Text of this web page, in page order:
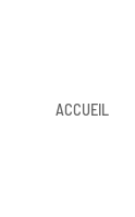
ACCUEIL